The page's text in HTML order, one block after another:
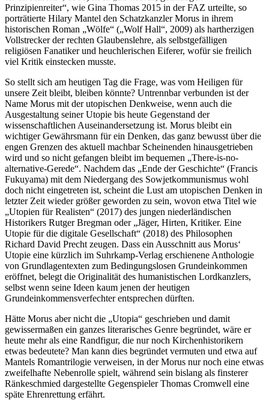
Prinzipienreiter“, wie Gina Thomas 2015 in der FAZ urteilte, so
porträtierte Hilary Mantel den Schatzkanzler Morus in ihrem
historischen Roman „Wölfe“ („Wolf Hall“, 2009) als hartherzigen
Vollstrecker der rechten Glaubenslehre, als selbstgefälligen
religiösen Fanatiker und heuchlerischen Eiferer, wofür sie freilich
viel Kritik einstecken musste.
So stellt sich am heutigen Tag die Frage, was vom Heiligen für
unsere Zeit bleibt, bleiben könnte? Untrennbar verbunden ist der
Name Morus mit der utopischen Denkweise, wenn auch die
Ausgestaltung seiner Utopie bis heute Gegenstand der
wissenschaftlichen Auseinandersetzung ist. Morus bleibt ein
wichtiger Gewährsmann für ein Denken, das ganz bewusst über die
engen Grenzen des aktuell machbar Scheinenden hinausgetrieben
wird und so nicht gefangen bleibt im bequemen „There-is-no-
alternative-Gerede“. Nachdem das „Ende der Geschichte“ (Francis
Fukuyama) mit dem Niedergang des Sowjetkommunismus wohl
doch nicht eingetreten ist, scheint die Lust am utopischen Denken in
letzter Zeit wieder größer geworden zu sein, wovon etwa Titel wie
„Utopien für Realisten“ (2017) des jungen niederländischen
Historikers Rutger Bregman oder „Jäger, Hirten, Kritiker. Eine
Utopie für die digitale Gesellschaft“ (2018) des Philosophen
Richard David Precht zeugen. Dass ein Ausschnitt aus Morus‘
Utopie eine kürzlich im Suhrkamp-Verlag erschienene Anthologie
von Grundlagentexten zum Bedingungslosen Grundeinkommen
eröffnet, belegt die Originalität des humanistischen Lordkanzlers,
selbst wenn seine Ideen kaum jenen der heutigen
Grundeinkommensverfechter entsprechen dürften.
Hätte Morus aber nicht die „Utopia“ geschrieben und damit
gewissermaßen ein ganzes literarisches Genre begründet, wäre er
heute mehr als eine Randfigur, die nur noch Kirchenhistorikern
etwas bedeutete? Man kann dies begründet vermuten und etwa auf
Mantels Romantrilogie verweisen, in der Morus nur noch eine etwas
zweifelhafte Nebenrolle spielt, während sein bislang als finsterer
Ränkeschmied dargestellte Gegenspieler Thomas Cromwell eine
späte Ehrenrettung erfährt.